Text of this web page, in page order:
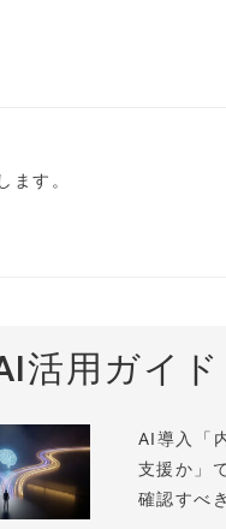
ます。
活用ガイド
AI導入「
支援か」
確認すべ